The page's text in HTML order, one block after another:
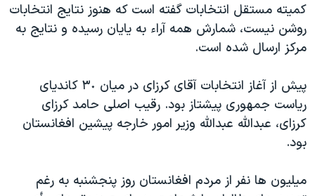
کميته مستقل انتخابات گفته است که هنوز نتايج انتخابات
روشن نيست، شمارش همه آراء به يايان رسيده و نتايج به
مرکز ارسال شده است.
پيش از آغاز انتخابات آقای کرزای در ميان ٣٠ کانديای
رياست جمهوری پيشتاز بود. رقيب اصلی حامد کرزای
کرزای، عبدالله عبدالله وزير امور خارجه پيشين افغانستان
بود.
ميليون ها نفر از مردم افغانستان روز پنجشنبه به رغم